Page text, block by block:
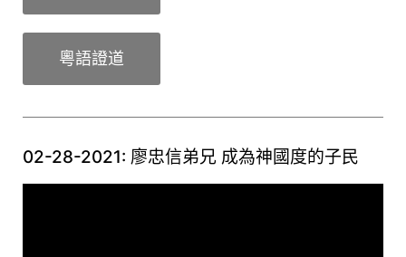
粵語證道
02-28-2021: 廖忠信弟兄 成為神國度的子民